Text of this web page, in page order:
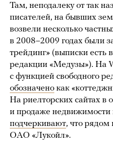
Там, неподалеку от так
писателей, на бывших
возвели несколько
в 2008–2009 годах были
трейдинг» (выписки есть
редакции «Медузы»). На
с функцией свободного
обозначено как
На риелторских сайтах в
и продаже недвижимости
подчеркивают, что рядом
ОАО «Лукойл».